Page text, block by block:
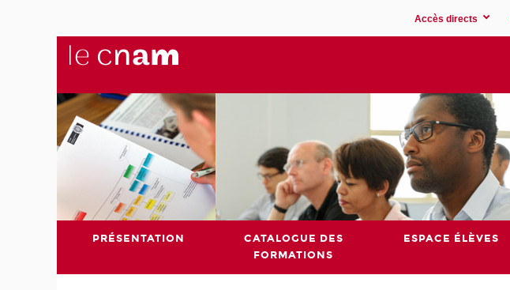
Accès directs
PRÉSENTATION
CATALOGUE DES
FORMATIONS
ESPACE ÉLÈVES